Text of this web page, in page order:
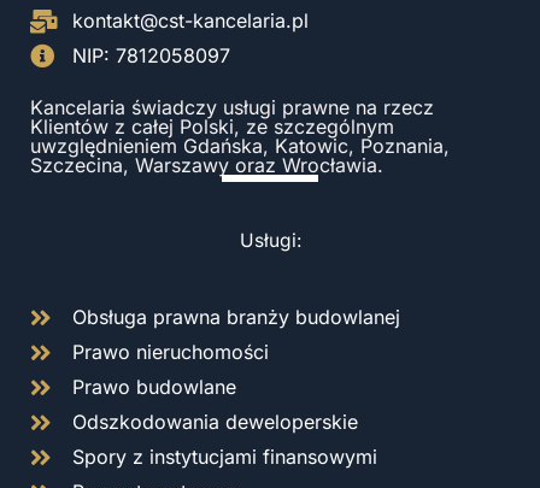
kontakt@cst-kancelaria.pl
NIP: 7812058097
Kancelaria świadczy usługi prawne na rzecz
Klientów z całej Polski, ze szczególnym
uwzględnieniem Gdańska, Katowic, Poznania,
Szczecina, Warszawy oraz Wrocławia.
Usługi:
Obsługa prawna branży budowlanej
Prawo nieruchomości
Prawo budowlane
Odszkodowania deweloperskie
Spory z instytucjami finansowymi